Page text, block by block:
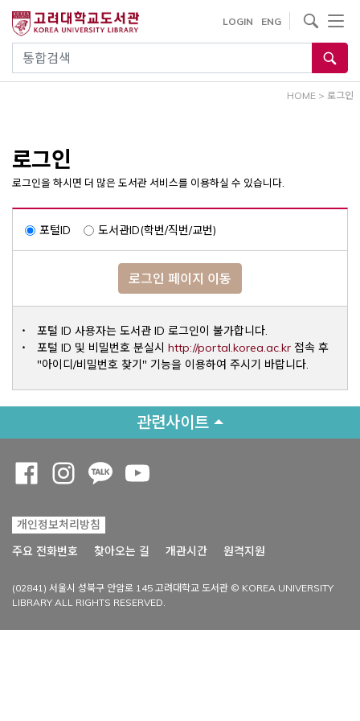
건
통합검색
LOGIN ENG
사이트내 검색
HOME > 로그인
로그인
로그인을 하시면 더 많은 도서관 서비스를 이용하실 수 있습니다.
포털ID 도서관ID(학번/직번/교번)
로그인 페이지 이동
포털 ID 사용자는 도서관 ID 로그인이 불가합니다.
포털 ID 및 비밀번호 분실시 http://portal.korea.ac.krOpens a
접속 후
"아이디/비밀번호 찾기" 기능을 이용하여 주시기 바랍니다.
관련사이트
개인정보처리방침
주요 전화번호
찾아오는 길 개관시간 원격지원
(02841) 서울시 성북구 안암로 145 고려대학교 도서관 © KOREA UNIVERSITY
LIBRARY ALL RIGHTS RESERVED.
Opens a new window
Opens a new window
Opens a new window